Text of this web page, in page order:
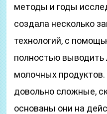
методы и годы
создала несколько
технологий, с
полностью выводить
молочных продуктов.
довольно сложные,
основаны они на